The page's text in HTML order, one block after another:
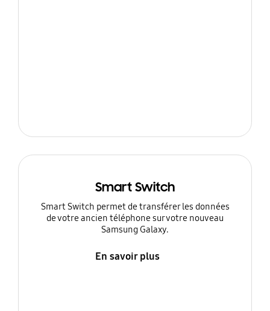
Smart Switch
Smart Switch permet de transférer les données
de votre ancien téléphone sur votre nouveau
Samsung Galaxy.
En savoir plus